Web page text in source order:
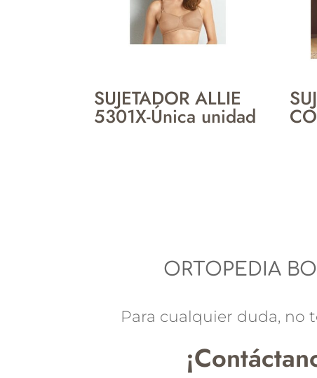
SUJETADOR ALLIE
5301X-Única unidad
ORTOPEDIA
Para cualquier duda, no